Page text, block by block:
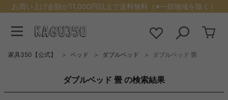
お買い上げ金額が11,000円以上で送料無料（※一部地域を除く）
家具350【公式】 ベッド ダブルベッド ダブルベッド 畳
ダブルベッド 畳 の検索結果